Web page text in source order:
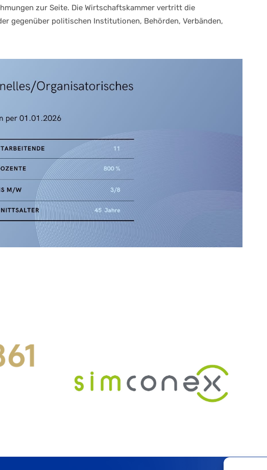
zur Seite. Die Wirtschaftskammer vertritt die
gegenüber politischen Institutionen, Behörden, Verbänden,